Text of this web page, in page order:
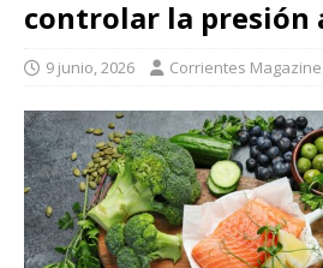
controlar la presión
9 junio, 2026 Corrientes Magazine